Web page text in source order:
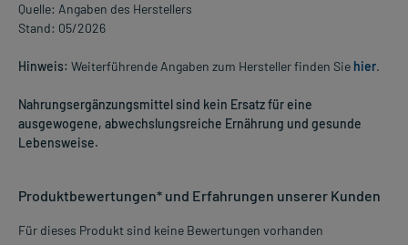
Quelle: Angaben des Herstellers
Stand: 05/2026
Hinweis: Weiterführende Angaben zum Hersteller finden Sie hier.
Nahrungsergänzungsmittel sind kein Ersatz für eine
ausgewogene, abwechslungsreiche Ernährung und gesunde
Lebensweise.
Produktbewertungen* und Erfahrungen unserer Kunden
Für dieses Produkt sind keine Bewertungen vorhanden